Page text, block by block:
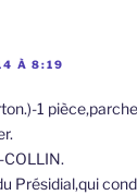
À 8:19
1
Présidial,qui